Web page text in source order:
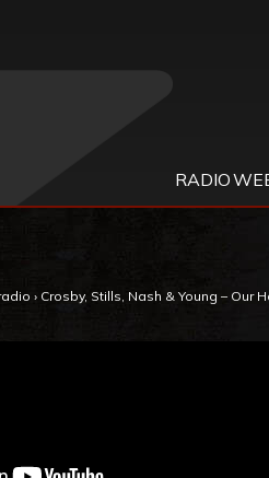
RADIO
› Crosby, Stills, Nash & Young – Our